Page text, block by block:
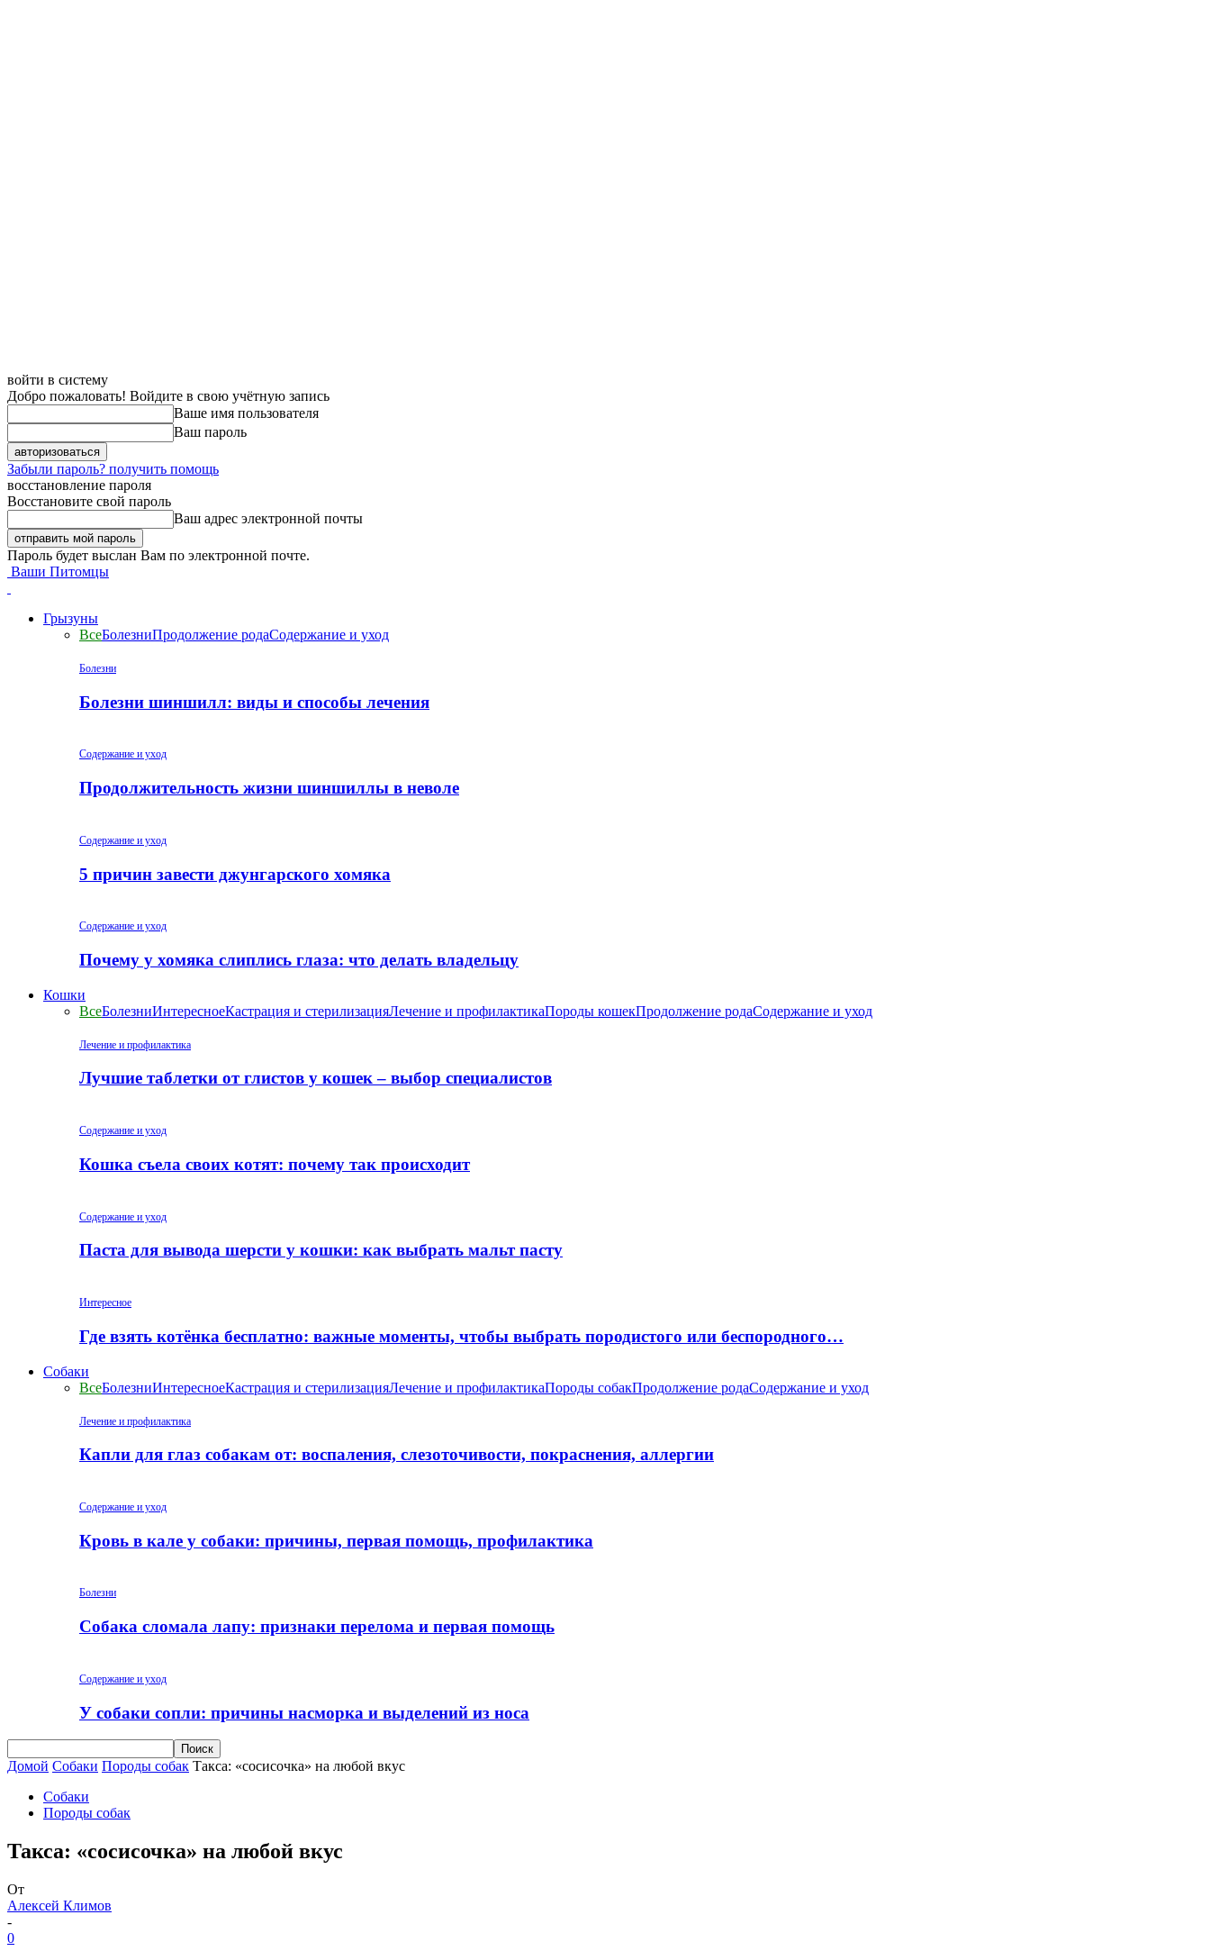
войти в систему
Добро пожаловать! Войдите в свою учётную запись
Ваше имя пользователя
Ваш пароль
Забыли пароль? получить помощь
восстановление пароля
Восстановите свой пароль
Ваш адрес электронной почты
Пароль будет выслан Вам по электронной почте.
Ваши Питомцы
Грызуны
ВсеБолезниПродолжение родаСодержание и уход
Болезни
Болезни шиншилл: виды и способы лечения
Содержание и уход
Продолжительность жизни шиншиллы в неволе
Содержание и уход
5 причин завести джунгарского хомяка
Содержание и уход
Почему у хомяка слиплись глаза: что делать владельцу
Кошки
ВсеБолезниИнтересноеКастрация и стерилизацияЛечение и профилактикаПороды кошекПродолжение родаСодержание и уход
Лечение и профилактика
Лучшие таблетки от глистов у кошек – выбор специалистов
Содержание и уход
Кошка съела своих котят: почему так происходит
Содержание и уход
Паста для вывода шерсти у кошки: как выбрать мальт пасту
Интересное
Где взять котёнка бесплатно: важные моменты, чтобы выбрать породистого или беспородного…
Собаки
ВсеБолезниИнтересноеКастрация и стерилизацияЛечение и профилактикаПороды собакПродолжение родаСодержание и уход
Лечение и профилактика
Капли для глаз собакам от: воспаления, слезоточивости, покраснения, аллергии
Содержание и уход
Кровь в кале у собаки: причины, первая помощь, профилактика
Болезни
Собака сломала лапу: признаки перелома и первая помощь
Содержание и уход
У собаки сопли: причины насморка и выделений из носа
Домой Собаки Породы собак Такса: «сосисочка» на любой вкус
Собаки
Породы собак
Такса: «сосисочка» на любой вкус
От
Алексей Климов
-
0